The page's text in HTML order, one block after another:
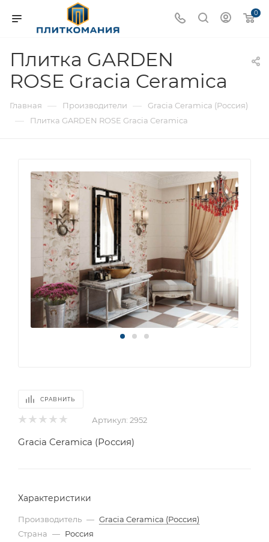
0
Плитка GARDEN
ROSE Gracia Ceramica
Главная — Производители — Gracia Ceramica (Россия)
— Плитка GARDEN ROSE Gracia Ceramica
СРАВНИТЬ
Артикул: 2952
Gracia Ceramica (Россия)
Характеристики
Производитель — Gracia Ceramica (Россия)
Страна — Россия